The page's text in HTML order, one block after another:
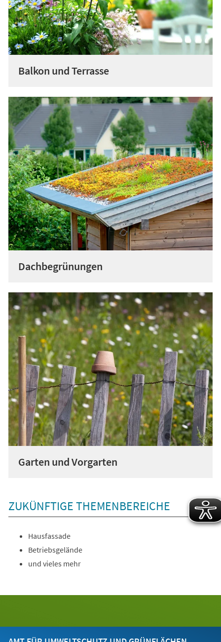
Balkon und Terrasse
Dachbegrünungen
Garten und Vorgarten
ZUKÜNFTIGE THEMENBEREICHE
Hausfassade
Betriebsgelände
und vieles mehr